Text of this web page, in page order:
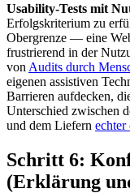
Usability-Tests mit
Erfolgskriterium zu
Obergrenze — eine
frustrierend in der
von Audits durch
eigenen assistiven
Barrieren aufdecken,
Unterschied zwischen
und dem Liefern
Schritt 6:
(Erklärung